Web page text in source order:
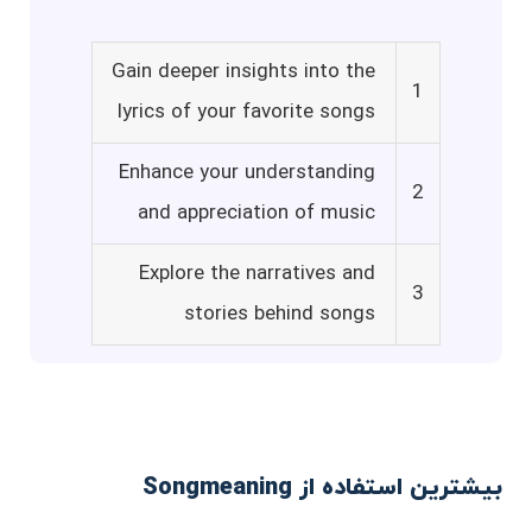
1
Gain deeper insights into the
lyrics of your favorite songs
2
Enhance your understanding
and appreciation of music
3
Explore the narratives and
stories behind songs
بیشترین استفاده از Songmeaning